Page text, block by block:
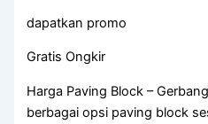
dapatkan promo
Gratis Ongkir
Harga Paving Block –
berbagai opsi paving block